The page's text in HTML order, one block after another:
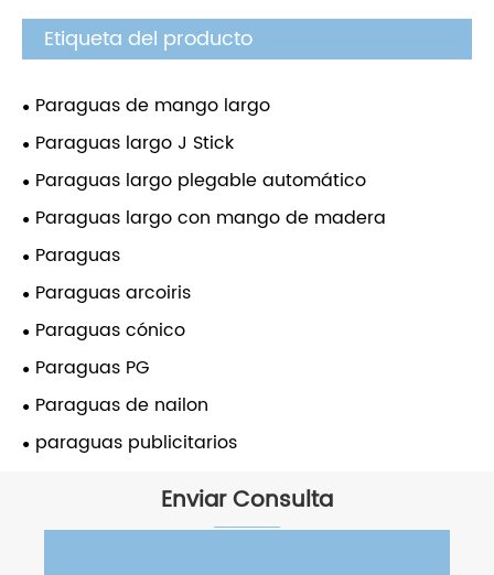
Etiqueta del producto
Paraguas de mango largo
Paraguas largo J Stick
Paraguas largo plegable automático
Paraguas largo con mango de madera
Paraguas
Paraguas arcoiris
Paraguas cónico
Paraguas PG
Paraguas de nailon
paraguas publicitarios
Enviar Consulta